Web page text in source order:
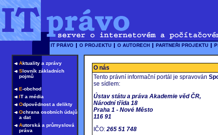
Aktuality a zprávy
Slovník základních
pojmů
E-obchod
IT a média
Odpovědnost a delikty
Ochrana osobních údajů
a dat
Autorská a průmyslová
práva
O nás
Tento právní informační portál je spravován
se sídlem:
Ústav státu a práva Akademie věd ČR,
Národní třída 18
Praha 1 - Nové Město
116 91
IČO:265 51 748